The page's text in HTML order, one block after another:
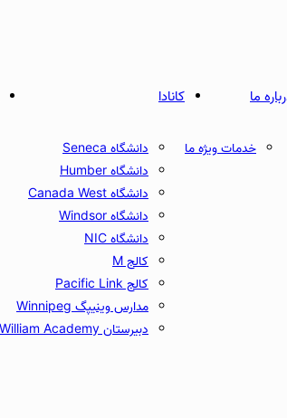
ما
خدمات ویژه ما
کانادا
دانشگاه Seneca
دانشگاه Humber
دانشگاه Canada West
دانشگاه Windsor
دانشگاه NIC
کالج M
کالج Pacific Link
مدارس وینیپگ Winnipeg
دبیرستان William Academy